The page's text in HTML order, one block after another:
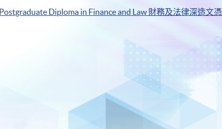
Postgraduate Diploma in Finance and Law 財務及法律深造文憑